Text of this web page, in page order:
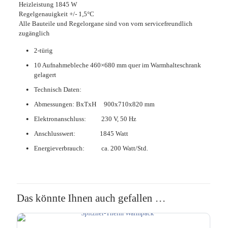
Heizleistung 1845 W
Regelgenauigkeit +/- 1,5°C
Alle Bauteile und Regelorgane sind von vorn servicefreundlich
zugänglich
2-türig
10 Aufnahmebleche 460×680 mm quer im Warmhalteschrank
gelagert
Technisch Daten:
Abmessungen: BxTxH 900x710x820 mm
Elektronanschluss: 230 V, 50 Hz
Anschlusswert: 1845 Watt
Energieverbrauch: ca. 200 Watt/Std.
Das könnte Ihnen auch gefallen …